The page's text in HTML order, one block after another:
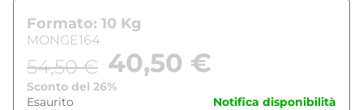
Formato: 10 Kg
MONGE164
54,50€ 40,50 €
Sconto del 26%
Esaurito
Notifica disponibilità